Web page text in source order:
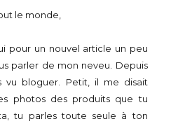
le monde,
pour un nouvel article un peu
parler de mon neveu. Depuis
bloguer. Petit, il me disait
photos des produits que tu
tu parles toute seule à ton